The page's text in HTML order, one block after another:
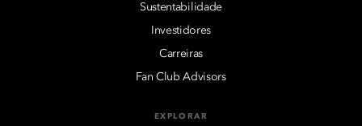
Sustentabilidade
Investidores
Carreiras
Fan Club Advisors
EXPLORAR